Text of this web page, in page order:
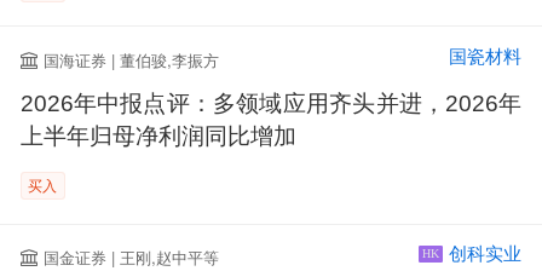
国海证券 | 董伯骏,李振方 国瓷材料
2026年中报点评：多领域应用齐头并进，2026年
上半年归母净利润同比增加
买入
国金证券 | 王刚,赵中平等 HK 创科实业